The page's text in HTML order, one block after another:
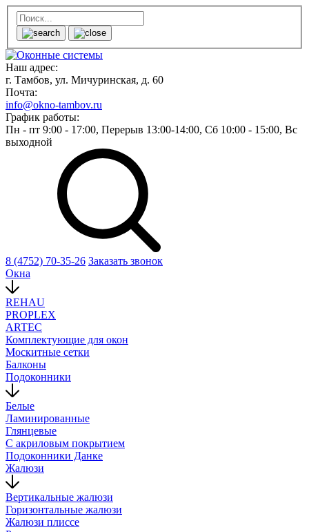
Наш адрес:
г. Тамбов, ул. Мичуринская, д. 60
Почта:
info@okno-tambov.ru
График работы:
Пн - пт 9:00 - 17:00, Перерыв 13:00-14:00, Сб 10:00 - 15:00, Вс
выходной
8 (4752) 70-35-26 Заказать звонок
Окна
REHAU
PROPLEX
ARTEC
Комплектующие для окон
Москитные сетки
Балконы
Подоконники
Белые
Ламинированные
Глянцевые
С акриловым покрытием
Подоконники Данке
Жалюзи
Вертикальные жалюзи
Горизонтальные жалюзи
Жалюзи плиссе